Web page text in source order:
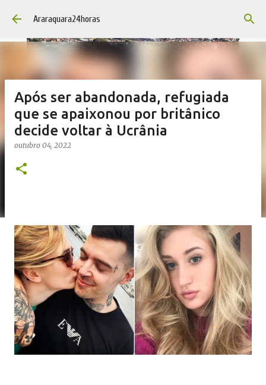
Pular para o conteúdo principal
Araraquara24horas
Após ser abandonada, refugiada
que se apaixonou por britânico
decide voltar à Ucrânia
outubro 04, 2022